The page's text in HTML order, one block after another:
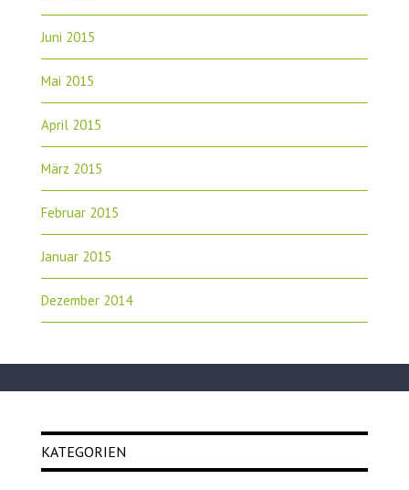
Juni 2015
Mai 2015
April 2015
März 2015
Februar 2015
Januar 2015
Dezember 2014
KATEGORIEN